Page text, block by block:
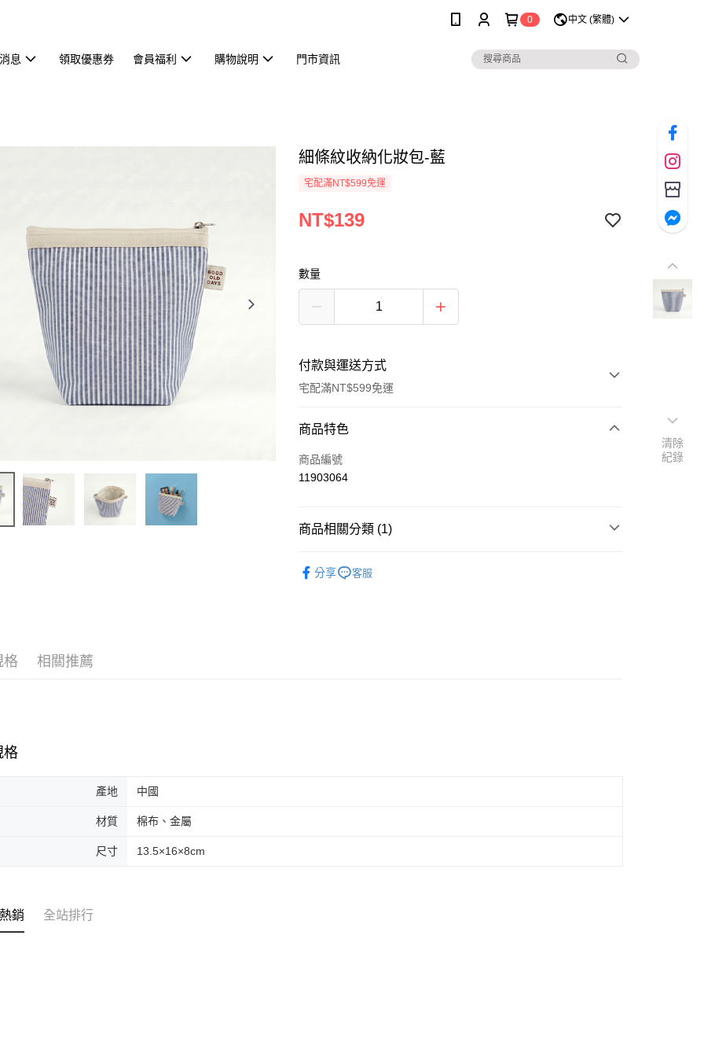
0 中文 (繁體)
息 領取優惠券 會員福利 購物說明 門市資訊
細條紋收納化妝包-藍
宅配滿NT$599免運
NT$139
數量
付款與運送方式
宅配滿NT$599免運
付款方式
信用卡一次付款
宅配-台灣本島
商品特色
商品編號
11903064
商品相關分類 (1)
分享
客服
格 相關推薦
格
產地 中國
材質 棉布、金屬
尺寸 13.5×16×8cm
銷 全站排行
清除
紀錄